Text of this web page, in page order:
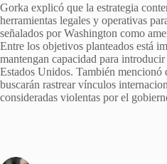
Gorka explicó que la estrategia
herramientas legales y operativas
señalados por Washington como
Entre los objetivos planteados está
mantengan capacidad para introducir
Estados Unidos. También mencionó
buscarán rastrear vínculos
consideradas violentas por el